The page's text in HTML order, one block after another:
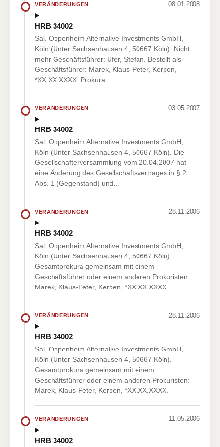
VERÄNDERUNGEN 08.01.2008
HRB 34002
Sal. Oppenheim Alternative Investments GmbH,
Köln (Unter Sachsenhausen 4, 50667 Köln). Nicht
mehr Geschäftsführer: Ufer, Stefan. Bestellt als
Geschäftsführer: Marek, Klaus-Peter, Kerpen,
*XX.XX.XXXX. Prokura…
VERÄNDERUNGEN 03.05.2007
HRB 34002
Sal. Oppenheim Alternative Investments GmbH,
Köln (Unter Sachsenhausen 4, 50667 Köln). Die
Gesellschafterversammlung vom 20.04.2007 hat
eine Änderung des Gesellschaftsvertrages in § 2
Abs. 1 (Gegenstand) und…
VERÄNDERUNGEN 28.11.2006
HRB 34002
Sal. Oppenheim Alternative Investments GmbH,
Köln (Unter Sachsenhausen 4, 50667 Köln).
Gesamtprokura gemeinsam mit einem
Geschäftsführer oder einem anderen Prokuristen:
Marek, Klaus-Peter, Kerpen, *XX.XX.XXXX.
VERÄNDERUNGEN 28.11.2006
HRB 34002
Sal. Oppenheim Alternative Investments GmbH,
Köln (Unter Sachsenhausen 4, 50667 Köln).
Gesamtprokura gemeinsam mit einem
Geschäftsführer oder einem anderen Prokuristen:
Marek, Klaus-Peter, Kerpen, *XX.XX.XXXX.
VERÄNDERUNGEN 11.05.2006
HRB 34002